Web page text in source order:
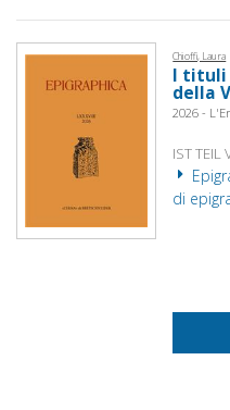
Chioffi, Laura
I tituli
della
2026 -
IST TEIL
di